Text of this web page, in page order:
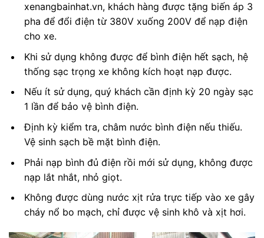
xenangbainhat.vn, khách hàng được tặng biến áp 3
pha để đổi điện từ 380V xuống 200V để nạp điện
cho xe.
Khi sử dụng không được để bình điện hết sạch, hệ
thống sạc trọng xe không kích hoạt nạp được.
Nếu ít sử dụng, quý khách cần định kỳ 20 ngày sạc
1 lần để bảo vệ bình điện.
Định kỳ kiểm tra, châm nước bình điện nếu thiếu.
Vệ sinh sạch bề mặt bình điện.
Phải nạp bình đủ điện rồi mới sử dụng, không được
nạp lắt nhắt, nhỏ giọt.
Không được dùng nước xịt rửa trực tiếp vào xe gây
cháy nổ bo mạch, chỉ được vệ sinh khô và xịt hơi.